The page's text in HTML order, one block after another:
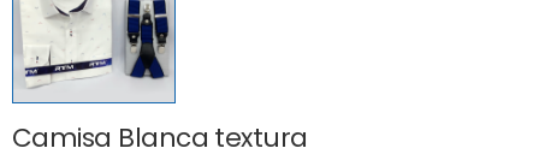
Camisa Blanca textura